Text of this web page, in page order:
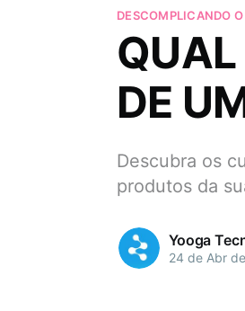
DESCOMPLICANDO
QUAL
DE
Descubra os
produtos da
Yooga
24 de Abr